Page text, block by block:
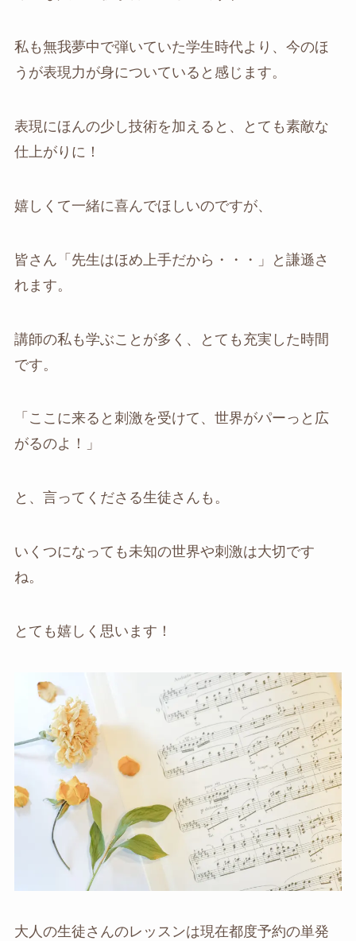
私も無我夢中で弾いていた学生時代より、今のほ
うが表現力が身についていると感じます。
表現にほんの少し技術を加えると、とても素敵な
仕上がりに！
嬉しくて一緒に喜んでほしいのですが、
皆さん「先生はほめ上手だから・・・」と謙遜さ
れます。
講師の私も学ぶことが多く、とても充実した時間
です。
「ここに来ると刺激を受けて、世界がパーっと広
がるのよ！」
と、言ってくださる生徒さんも。
いくつになっても未知の世界や刺激は大切です
ね。
とても嬉しく思います！
大人の生徒さんのレッスンは現在都度予約の単発